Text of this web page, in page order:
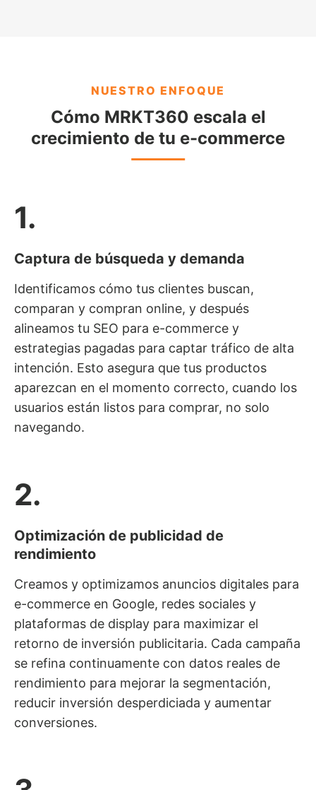
NUESTRO ENFOQUE
Cómo MRKT360 escala el
crecimiento de tu e-commerce
1.
Captura de búsqueda y demanda
Identificamos cómo tus clientes buscan,
comparan y compran online, y después
alineamos tu SEO para e-commerce y
estrategias pagadas para captar tráfico de alta
intención. Esto asegura que tus productos
aparezcan en el momento correcto, cuando los
usuarios están listos para comprar, no solo
navegando.
2.
Optimización de publicidad de
rendimiento
Creamos y optimizamos anuncios digitales para
e-commerce en Google, redes sociales y
plataformas de display para maximizar el
retorno de inversión publicitaria. Cada campaña
se refina continuamente con datos reales de
rendimiento para mejorar la segmentación,
reducir inversión desperdiciada y aumentar
conversiones.